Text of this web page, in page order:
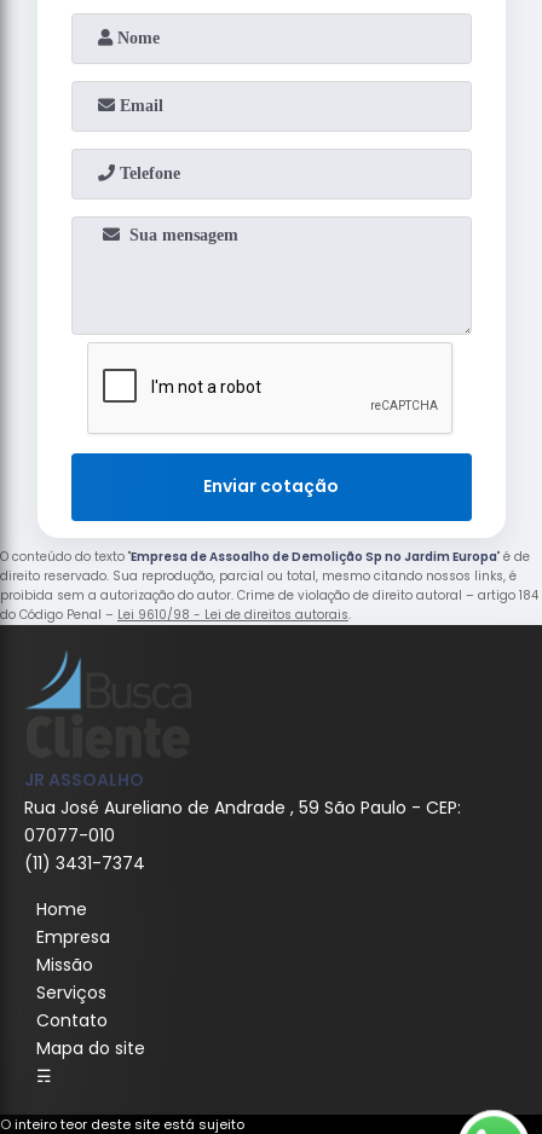
Enviar cotação
O conteúdo do texto "Empresa de Assoalho de Demolição Sp no Jardim Europa" é de
direito reservado. Sua reprodução, parcial ou total, mesmo citando nossos links, é
proibida sem a autorização do autor. Crime de violação de direito autoral – artigo 184
do Código Penal – Lei 9610/98 - Lei de direitos autorais.
JR ASSOALHO
Rua José Aureliano de Andrade , 59 São Paulo - CEP:
07077-010
(11) 3431-7374
Home
Empresa
Missão
Serviços
Contato
Mapa do site
☴
O inteiro teor deste site está sujeito